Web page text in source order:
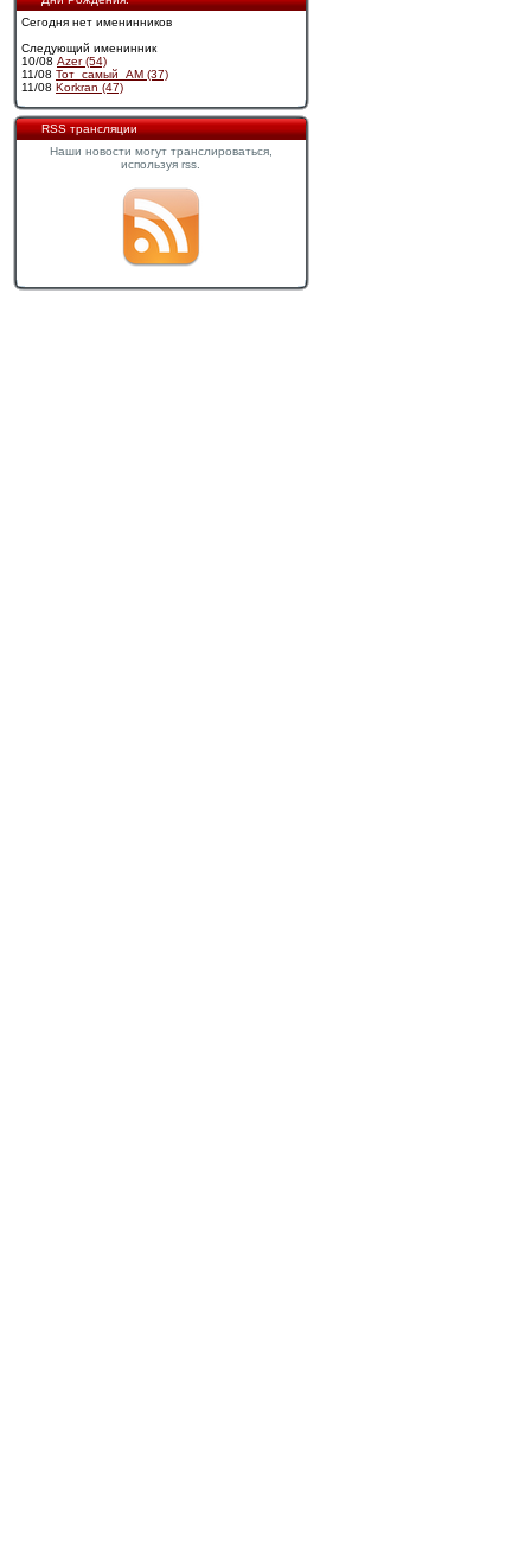
Сегодня нет именинников
Следующий именинник
10/08 Azer (54)
11/08 Тот_самый_АМ (37)
11/08 Korkran (47)
RSS трансляции
Наши новости могут транслироваться,
используя rss.